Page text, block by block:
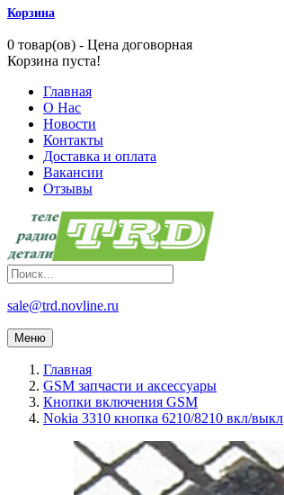
Корзина
0 товар(ов) - Цена договорная
Корзина пуста!
Главная
О Нас
Новости
Контакты
Доставка и оплата
Вакансии
Отзывы
sale@trd.novline.ru
Меню
Главная
GSM запчасти и аксессуары
Кнопки включения GSM
Nokia 3310 кнопка 6210/8210 вкл/выкл